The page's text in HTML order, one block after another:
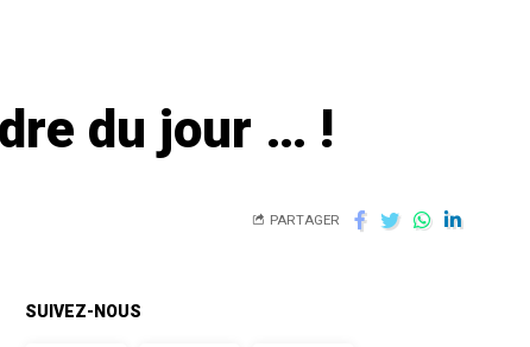
du jour … !
PARTAGER
SUIVEZ-NOUS